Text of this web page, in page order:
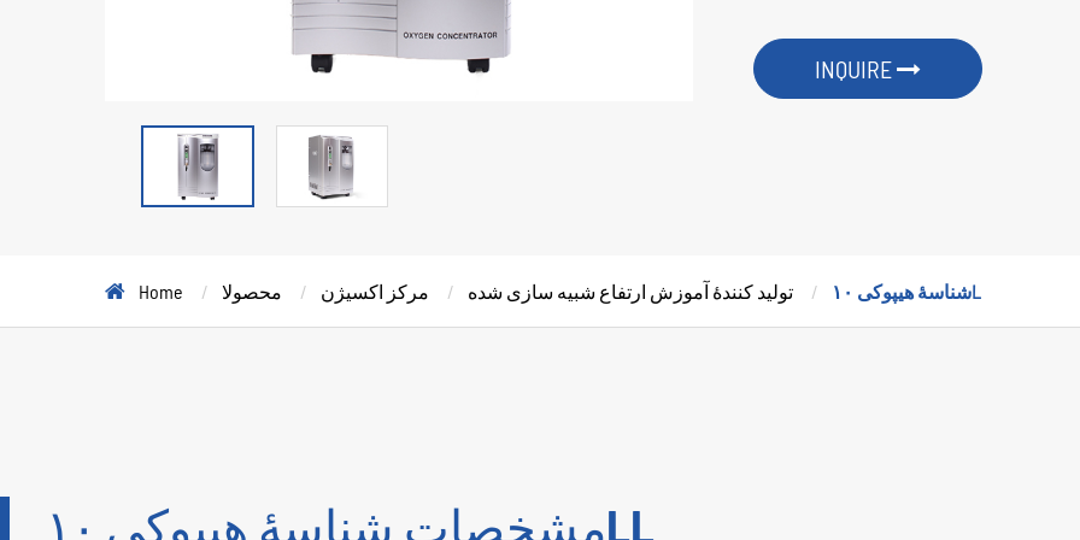
INQUIRE
Home محصولا مرکز اکسیژن تولید کنندۀ آموزش ارتفاع شبیه سازی شده شناسۀ هیپوکی ۱۰L
مشخصات شناسۀ هیپوکی ۱۰LL